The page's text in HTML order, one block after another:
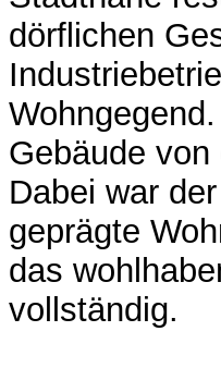
dörflichen
Gebäude
Dabei war
geprägte
das
vollständig.